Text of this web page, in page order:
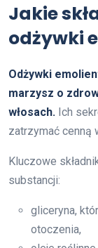
Jakie
odżywki
Odżywki
marzysz o
włosach. Ich
zatrzymać cenną
Kluczowe
substancji:
gliceryna,
otoczenia,